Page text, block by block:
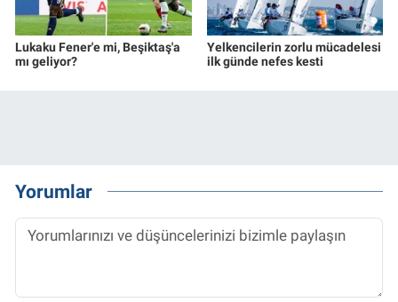
Lukaku Fener'e mi, Beşiktaş'a
mı geliyor?
Yelkencilerin zorlu mücadelesi
ilk günde nefes kesti
Yorumlar